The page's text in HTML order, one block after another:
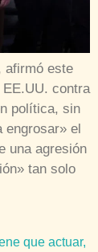
afirmó este
contra
política, sin
engrosar» el
una agresión
tan solo
que actuar,